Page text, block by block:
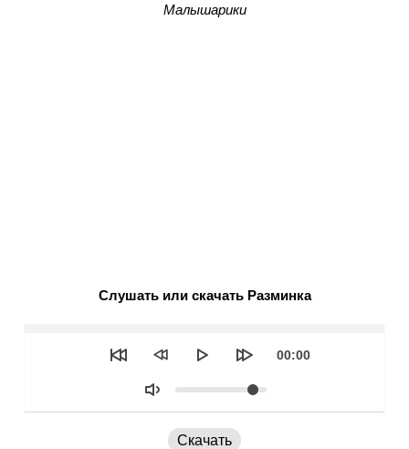
Малышарики
Слушать или скачать Разминка
Текущее
00:00
Объем
Скачать